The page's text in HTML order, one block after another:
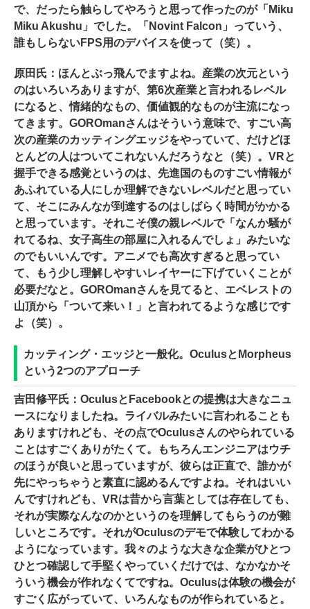
で、だったら触らしてやろうと思って作ったのが「Miku
Miku Akushu」でした。「Novint Falcon」っていう、
誰もしらないFPS用のデバイスを使って（笑）。
原田氏：ほんとぶっ飛んでますよね。産業の次元という
のはいろいろありますが、第6次産業と言われるレベル
になると、情緒的なもの、価値観的なものが主流になっ
てきます。GOROmanさんはそういう意味で、すごい高
次の産業のカッティングエッジをやっていて、だけどほ
とんどの人はついてこれないんだろうなと（笑）。VRと
握手できる感覚というのは、先進国のものすごい情報が
あふれている人にしか理解できないレベルだと思ってい
て、そこにみんなが到達するのはしばらく時間がかかる
と思っています。それこそ僕の親レベルで「なんか騒が
れてるね、女子高生の部屋に入れるんでしょ」みたいな
のでもいいんです。アニメでも高次すぎると思ってい
て、もう少し理解しやすいレイヤーに下げていくことが
必要だなと。GOROmanさんを見てると、エベレストの
山頂から「ついて来い！」と言われてるような感じです
よ（笑）。
カッティング・エッジと一般化。OculusとMorpheus
という2つのアプローチ
吉田修平氏：OculusとFacebookとの提携は大きなニュ
ースになりましたね。ライバルみたいに言われることも
ありますけれども、その点でOculusさんのやられている
ことはすごくありがたくて。もちろんエンジニアはウチ
のほうが良いと思っていますが、彼らは正直で、誰かが
先にやっちゃうと素直に認めるんですよね。それはいい
んですけれども、VRは昔から言葉としては存在しても、
それが実際なんなのかというのを理解してもらうのが難
しいところです。それがOculusのデモで体験してわかる
ようになっています。我々のような大きな企業がひとつ
ひとつ確認して手堅くやっていくだけでは、なかなかそ
ういう機会が作れなくてですね。Oculusは体験の機会が
すごく広がっていて、いろんなものが作られていると。